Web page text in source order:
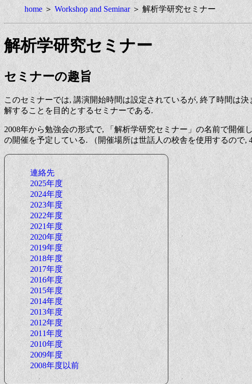
home＞ Workshop and Seminar＞ 解析学研究セミナー
解析学研究セミナー
セミナーの趣旨
このセミナーでは, 講演開始時間は設定されているが, 終了時間は
解することを目的とするセミナーである.
2008年から勉強会の形式で, 「解析学研究セミナー」の名前で開
の開催を予定している. （開催場所は世話人の校舎を使用するので,
連絡先
2025年度
2024年度
2023年度
2022年度
2021年度
2020年度
2019年度
2018年度
2017年度
2016年度
2015年度
2014年度
2013年度
2012年度
2011年度
2010年度
2009年度
2008年度以前